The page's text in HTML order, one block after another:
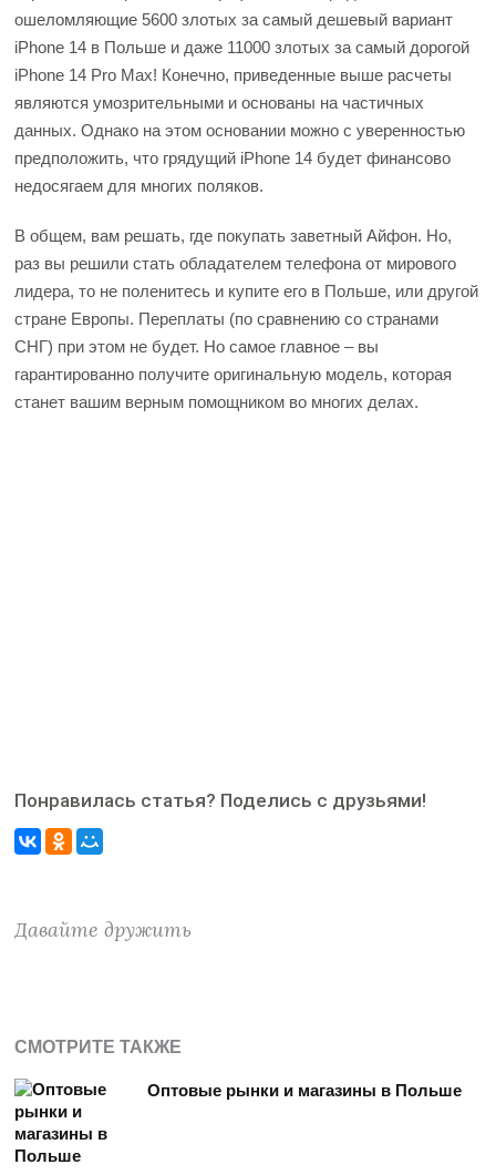
ошеломляющие 5600 злотых за самый дешевый вариант
iPhone 14 в Польше и даже 11000 злотых за самый дорогой
iPhone 14 Pro Max! Конечно, приведенные выше расчеты
являются умозрительными и основаны на частичных
данных. Однако на этом основании можно с уверенностью
предположить, что грядущий iPhone 14 будет финансово
недосягаем для многих поляков.
В общем, вам решать, где покупать заветный Айфон. Но,
раз вы решили стать обладателем телефона от мирового
лидера, то не поленитесь и купите его в Польше, или другой
стране Европы. Переплаты (по сравнению со странами
СНГ) при этом не будет. Но самое главное – вы
гарантированно получите оригинальную модель, которая
станет вашим верным помощником во многих делах.
Понравилась статья? Поделись с друзьями!
Давайте дружить
СМОТРИТЕ ТАКЖЕ
Оптовые рынки и магазины в Польше